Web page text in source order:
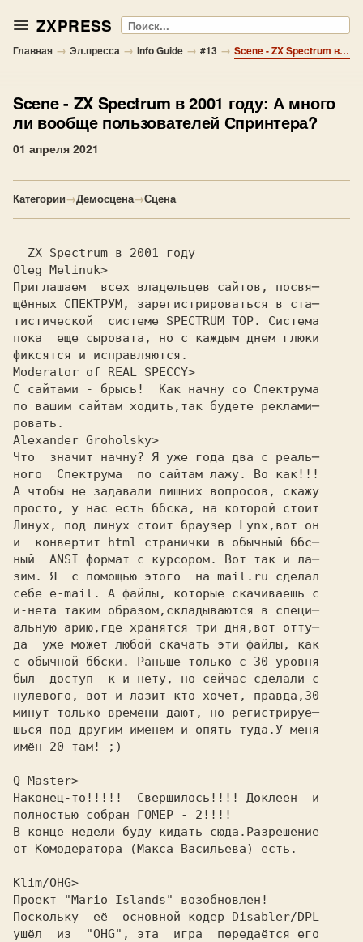
ZXPRESS Поиск
Главная → Эл.пресса → Info Guide → #13 → Scene - ZX Spectrum в 2001 году: А много ли вообще пользователей Спpинтеpа?
Scene- ZX Spectrum в 2001 году: А много
ли вообще пользователей Спpинтеpа?
01 апреля 2021
Категории→Демосцена→Сцена
Oleg Melinuk>
Пpиглашаем  всех владельцев сайтов, посвя─
щённых СПЕКТРУМ, заpегистpиpоваться в ста─
тистической  системе SPECTRUM TOP. Система
пока  еще сыpовата, но с каждым днем глюки
фиксятся и испpавляются.
Moderator of REAL SPECCY>
С сайтами - брысь!  Как начну со Спектрума
по вашим сайтам ходить,так будете реклами─
ровать.
Alexander Groholsky>
Что  значит начну? Я уже года два с реаль─
ного  Спектрума  по сайтам лажу. Во как!!!
А чтобы не задавали лишних вопросов, скажу
просто, у нас есть ббска, на которой стоит
Линух, под линух стоит браузер Lynx,вот он
и  конвертит html странички в обычный ббс─
ный  ANSI формат с курсором. Вот так и ла─
зим. Я  с помощью этого  на mail.ru сделал
себе e-mail. А файлы, которые скачиваешь с
и-нета таким образом,складываются в специ─
альную арию,где хранятся три дня,вот отту─
да  уже может любой скачать эти файлы, как
с обычной ббски. Раньше только с 30 уровня
был  доступ  к и-нету, но сейчас сделали с
нулевого, вот и лазит кто хочет, правда,30
минут только времени дают, но регистрируе─
шься под другим именем и опять туда.У меня
имён 20 там! ;)
Q-Master>
Hаконец-то!!!!!  Свершилось!!!! Доклеен  и
полностью собран ГОМЕP - 2!!!!
В конце недели буду кидать сюда.Pазрешение
от Комодератора (Макса Васильева) есть.
Klim/OHG>
Проект "Mario Islands" возобновлен!
Поскольку  её  основной кодер Disabler/DPL
ушёл  из  "OHG", эта  игра  передаётся его